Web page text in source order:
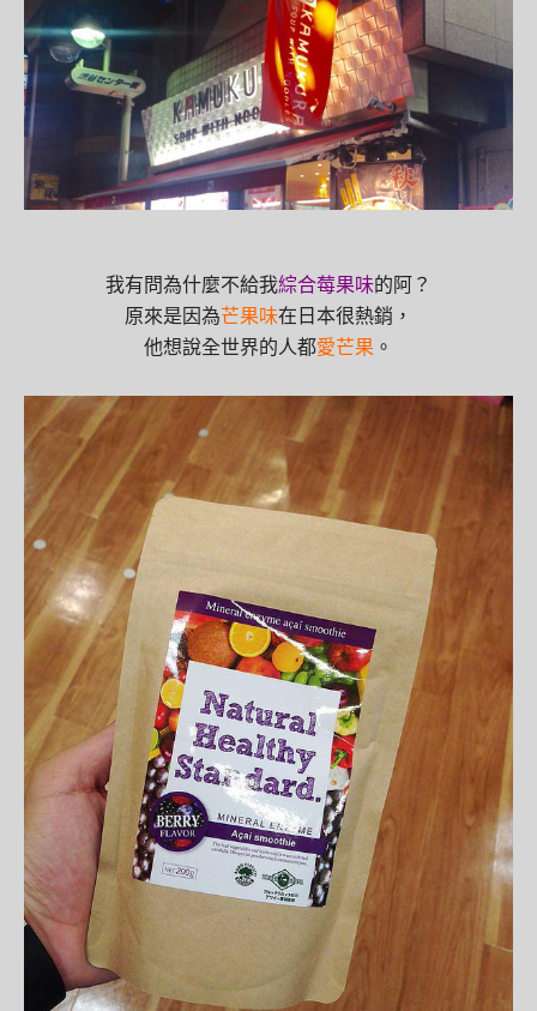
我有問為什麼不給我綜合莓果味的阿？
原來是因為芒果味在日本很熱銷，
他想說全世界的人都愛芒果 。